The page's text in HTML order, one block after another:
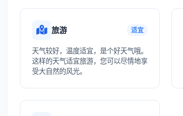
旅游 适宜
天气较好，温度适宜，是个好天气哦。
这样的天气适宜旅游，您可以尽情地享
受大自然的风光。